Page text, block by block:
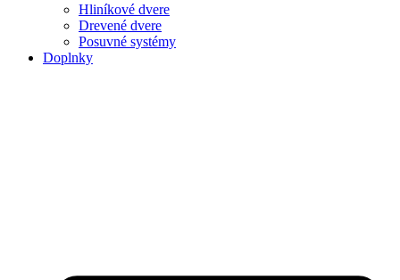
Hliníkové dvere
Drevené dvere
Posuvné systémy
Doplnky